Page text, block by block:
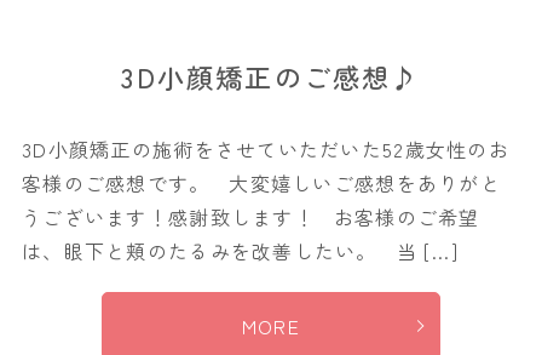
3D小顔矯正のご感想♪
3D小顔矯正の施術をさせていただいた52歳女性のお
客様のご感想です。 大変嬉しいご感想をありがと
うございます！感謝致します！ お客様のご希望
は、眼下と頬のたるみを改善したい。 当 […]
MORE